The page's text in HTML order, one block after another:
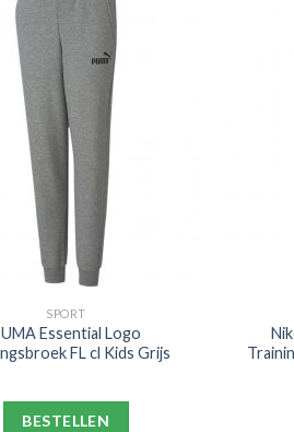
SPORT
Essential Logo
FL cl Kids Grijs
BESTELLEN